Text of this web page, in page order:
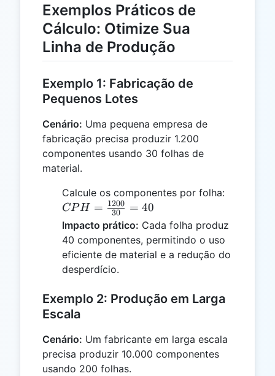
Exemplos Práticos de
Cálculo: Otimize Sua
Linha de Produção
Exemplo 1: Fabricação de
Pequenos Lotes
Cenário: Uma pequena empresa de
fabricação precisa produzir 1.200
componentes usando 30 folhas de
material.
Calcule os componentes por folha:
{30} =
CPH = 30
1200 = 40
Impacto prático: Cada folha produz
40 componentes, permitindo o uso
eficiente de material e a redução do
desperdício.
Exemplo 2: Produção em Larga
Escala
Cenário: Um fabricante em larga escala
precisa produzir 10.000 componentes
usando 200 folhas.